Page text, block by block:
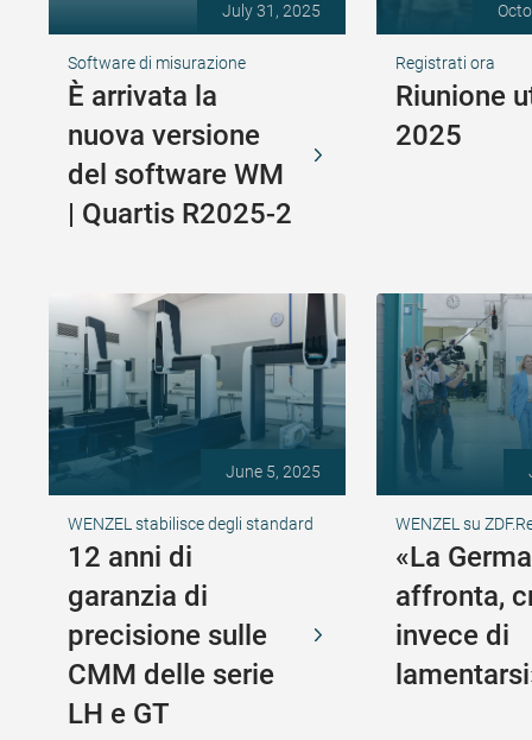
July 31, 2025
Software di misurazione
È arrivata la
nuova versione
del software WM
| Quartis R2025-2
Registrati ora
Riunione
2025
June 5, 2025
WENZEL stabilisce degli standard
12 anni di
garanzia di
precisione sulle
CMM delle serie
LH e GT
WENZEL su
«La
affronta,
invece di